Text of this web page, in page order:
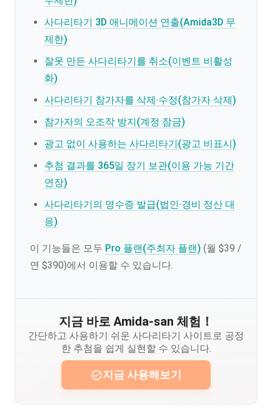
사다리타기 3D 애니메이션 연출(Amida3D 무
제한)
잘못 만든 사다리타기를 취소(이벤트 비활성
화)
사다리타기 참가자를 삭제·수정(참가자 삭제)
참가자의 오조작 방지(계정 잠금)
광고 없이 사용하는 사다리타기(광고 비표시)
추첨 결과를 365일 장기 보관(이용 가능 기간
연장)
사다리타기의 영수증 발급(법인·경비 정산 대
응)
이 기능들은 모두 Pro 플랜(주최자 플랜) (월 $39 /
연 $390)에서 이용할 수 있습니다.
지금 바로 Amida-san 체험！
간단하고 사용하기 쉬운 사다리타기 사이트로 공정
한 추첨을 쉽게 실현할 수 있습니다.
지금 사용해보기